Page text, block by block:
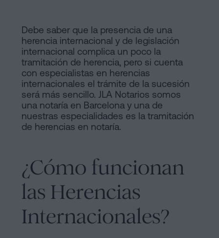
Cookies
Manifiesto
Enlaces
Jurídicos
Notariales
Interés
Proceso
Editorial
Tramitar
una
herencia
en
cinco
pasos
¿Se
puede
sin
cédula
de
Contactar
Debe saber que la presencia de una
herencia internacional y de legislación
internacional complica un poco la
tramitación de herencia, pero si cuenta
con especialistas en herencias
internacionales el trámite de la sucesión
será más sencillo. JLA Notarios somos
una notaría en Barcelona y una de
nuestras especialidades es la tramitación
de herencias en notaría.
¿Cómo funcionan
las Herencias
Internacionales?